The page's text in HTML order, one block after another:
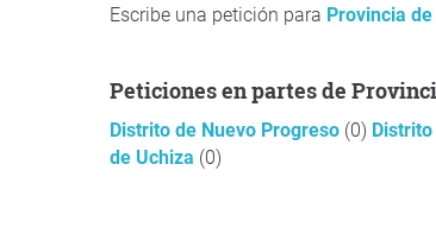
Escribe una petición para Provincia
Peticiones en partes de
Distrito de Nuevo Progreso (0)
de Uchiza (0)